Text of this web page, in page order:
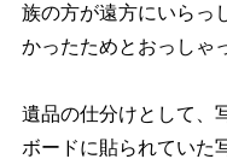
族の方が遠方にいらっ
かったためとおっしゃ
遺品の仕分けとして、
ボードに貼られていた